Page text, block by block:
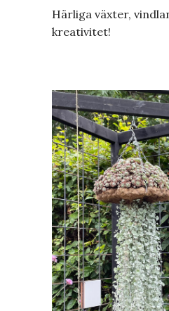
Härliga växter,
kreativitet!